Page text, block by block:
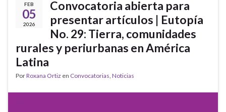
FEB
05
2026
Convocatoria abierta para
presentar artículos | Eutopía
No. 29: Tierra, comunidades
rurales y periurbanas en América
Latina
PorRoxana Ortiz en Convocatorias Noticias